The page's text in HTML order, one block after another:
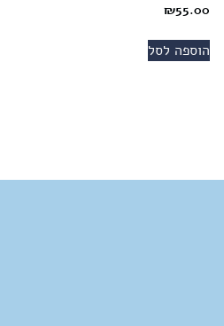
₪55.00
הוספה לסל